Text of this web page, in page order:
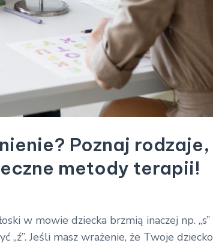
Poznaj rodzaje,
metody terapii!
w mowie dziecka brzmią inaczej np. „s”
„ź”. Jeśli masz wrażenie, że Twoje dziecko